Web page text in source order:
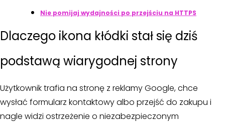
Nie pomijaj wydajności po przejściu na HTTPS
Dlaczego ikona kłódki stał się dziś
podstawą wiarygodnej strony
Użytkownik trafia na stronę z reklamy Google, chce
wysłać formularz kontaktowy albo przejść do zakupu i
nagle widzi ostrzeżenie o niezabezpieczonym